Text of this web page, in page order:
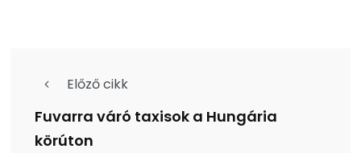
Előző cikk
Fuvarra váró taxisok a Hungária
körúton